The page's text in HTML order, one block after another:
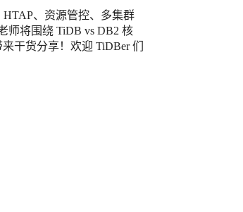
HTAP、资源管控、多集群
师将围绕 TiDB vs DB2 核
干货分享！欢迎 TiDBer 们